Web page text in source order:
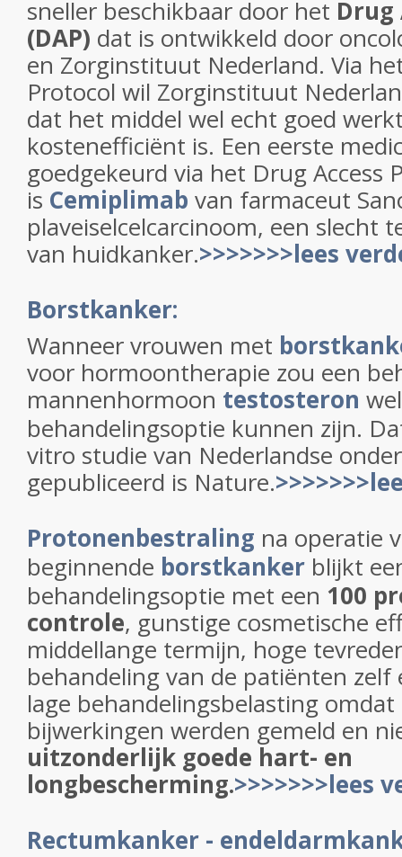
sneller beschikbaar door het Drug
(DAP) dat is ontwikkeld door
en Zorginstituut Nederland. Via
Protocol wil Zorginstituut
dat het middel wel echt goed
kostenefficiënt is. Een eerste
goedgekeurd via het Drug Access
is Cemiplimab van farmaceut
plaveiselcelcarcinoom, een slecht
van huidkanker.>>>>>>>lees
Borstkanker:
Wanneer vrouwen met
voor hormoontherapie zou een
mannenhormoon testosteron
behandelingsoptie kunnen zijn.
vitro studie van Nederlandse
gepubliceerd is Nature.
Protonenbestraling na operatie
beginnende borstkanker blijkt
behandelingsoptie met een 100
controle, gunstige cosmetische
middellange termijn, hoge
behandeling van de patiënten zelf
lage behandelingsbelasting
bijwerkingen werden gemeld en
uitzonderlijk goede hart- en
longbescherming.>>>>>>>lees
Rectumkanker -